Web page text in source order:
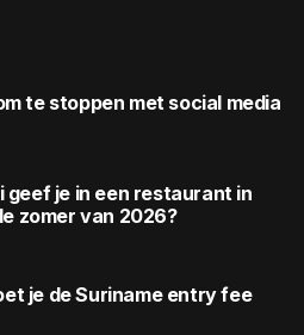
te stoppen met social media
geef je in een restaurant in
zomer van 2026?
je de Suriname entry fee